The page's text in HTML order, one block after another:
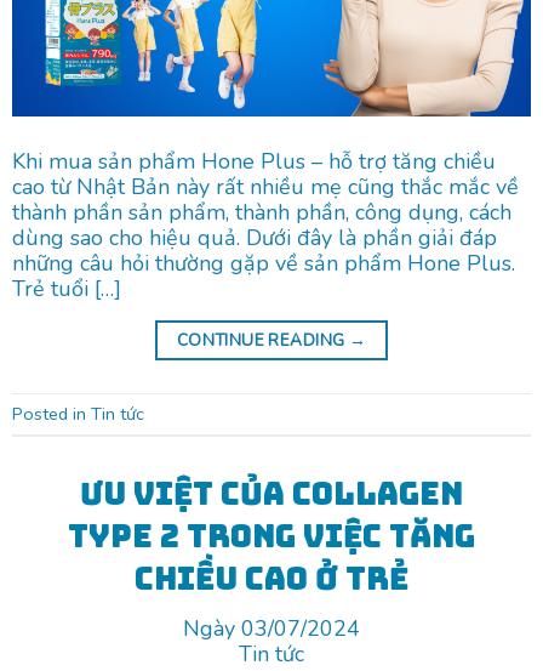
Khi mua sản phẩm Hone Plus – hỗ trợ tăng chiều
cao từ Nhật Bản này rất nhiều mẹ cũng thắc mắc về
thành phần sản phẩm, thành phần, công dụng, cách
dùng sao cho hiệu quả. Dưới đây là phần giải đáp
những câu hỏi thường gặp về sản phẩm Hone Plus.
Trẻ tuổi […]
CONTINUE READING →
Posted in Tin tức
Ưu việt của Collagen
Type 2 trong việc tăng
chiều cao ở trẻ
Ngày 03/07/2024
Tin tức